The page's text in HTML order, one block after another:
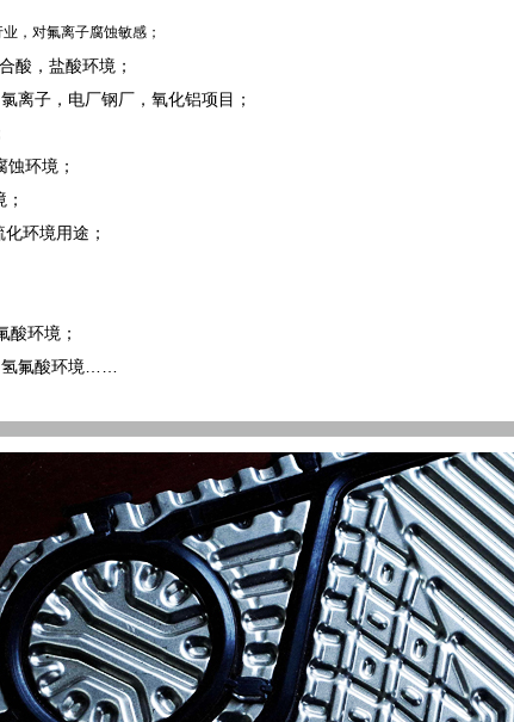
，对氟离子腐蚀敏感；
酸，盐酸环境；
氯离子，电厂钢厂，氧化铝项目；
蚀环境；
化环境用途；
酸环境；
氢氟酸环境……